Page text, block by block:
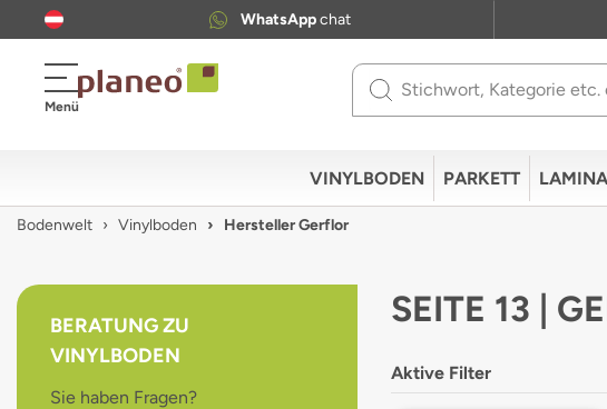
WhatsAppchat
Menü
Use
down
Press
VINYLBODEN PARKETT
Bodenwelt Vinylboden Hersteller Gerflor
BERATUNG ZU
VINYLBODEN
Sie haben Fragen?
SEITE 13 |
Aktive Filter